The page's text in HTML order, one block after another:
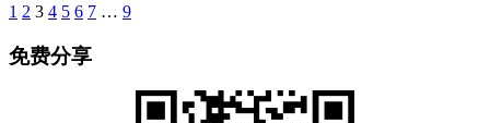
1 2 3 4 5 6 7 … 9
免费分享